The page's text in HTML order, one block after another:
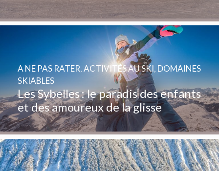
Les Sybelles : le paradis des enfants
et des amoureux de la glisse
A NE PAS RATER,ACTIVITÉS AU SKI, DOMAINES
SKIABLES